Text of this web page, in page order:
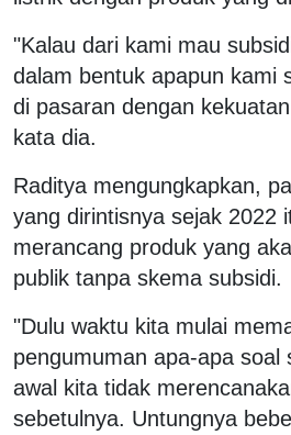
"Kalau dari kami mau
dalam bentuk apapun kami
di pasaran dengan
kata dia.
Raditya mengungkapkan,
yang dirintisnya sejak 2022
merancang produk yang
publik tanpa skema subsidi.
"Dulu waktu kita mulai
pengumuman apa-apa soal
awal kita tidak
sebetulnya. Untungnya